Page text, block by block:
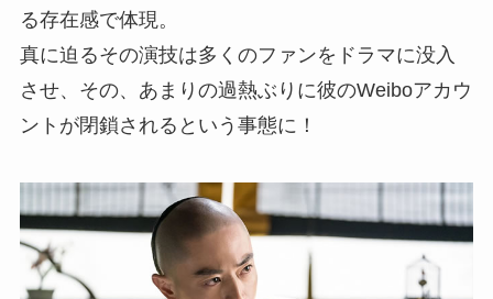
る存在感で体現。
真に迫るその演技は多くのファンをドラマに没入
させ、その、あまりの過熱ぶりに彼のWeiboアカウ
ントが閉鎖されるという事態に！